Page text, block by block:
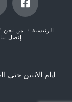
الرئيسية من نحن
إتصل بنا